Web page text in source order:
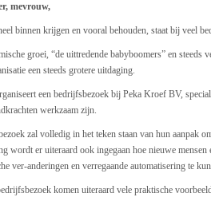
mevrouw,
binnen krijgen en vooral behouden, staat bij veel
groei, “de uittredende babyboomers” en steeds
een steeds grotere uitdaging.
een bedrijfsbezoek bij Peka Kroef BV,
werkzaam zijn.
zal volledig in het teken staan van hun aanpak
wordt er uiteraard ook ingegaan hoe nieuwe
ver-anderingen en verregaande automatisering te
komen uiteraard vele praktische